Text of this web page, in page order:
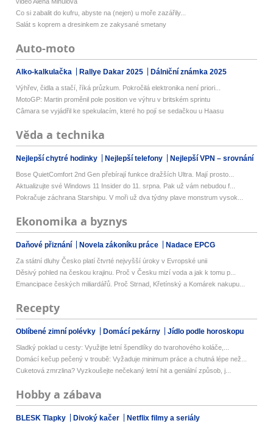
Co si zabalit do kufru, abyste na (nejen) u moře zazářily...
Salát s koprem a dresinkem ze zakysané smetany
Auto-moto
Alko-kalkulačka Rallye Dakar 2025 Dálniční známka 2025
Výhřev, čidla a stačí, říká průzkum. Pokročilá elektronika není priori...
MotoGP: Martin proměnil pole position ve výhru v britském sprintu
Câmara se vyjádřil ke spekulacím, které ho pojí se sedačkou u Haasu
Věda a technika
Nejlepší chytré hodinky Nejlepší telefony Nejlepší VPN – srovnání
Bose QuietComfort 2nd Gen přebírají funkce dražších Ultra. Mají prosto...
Aktualizujte své Windows 11 Insider do 11. srpna. Pak už vám nebudou f...
Pokračuje záchrana Starshipu. V moři už dva týdny plave monstrum vysok...
Ekonomika a byznys
Daňové přiznání Novela zákoníku práce Nadace EPCG
Za státní dluhy Česko platí čtvrté nejvyšší úroky v Evropské unii
Děsivý pohled na českou krajinu. Proč v Česku mizí voda a jak k tomu p...
Emancipace českých miliardářů. Proč Strnad, Křetínský a Komárek nakupu...
Recepty
Oblíbené zimní polévky Domácí pekárny Jídlo podle horoskopu
Sladký poklad u cesty: Využijte letní špendlíky do tvarohového koláče,...
Domácí kečup pečený v troubě: Vyžaduje minimum práce a chutná lépe než...
Cuketová zmrzlina? Vyzkoušejte nečekaný letní hit a geniální způsob, j...
Hobby a zábava
BLESK Tlapky Divoký kačer Netflix filmy a seriály